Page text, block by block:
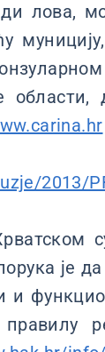
лова,
2013/
је
и